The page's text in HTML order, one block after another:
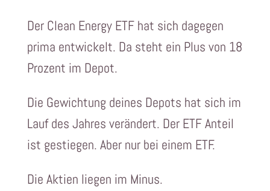
Der Clean Energy ETF hat sich dagegen
prima entwickelt. Da steht ein Plus von 18
Prozent im Depot.
Die Gewichtung deines Depots hat sich im
Lauf des Jahres verändert. Der ETF Anteil
ist gestiegen. Aber nur bei einem ETF.
Die Aktien liegen im Minus.